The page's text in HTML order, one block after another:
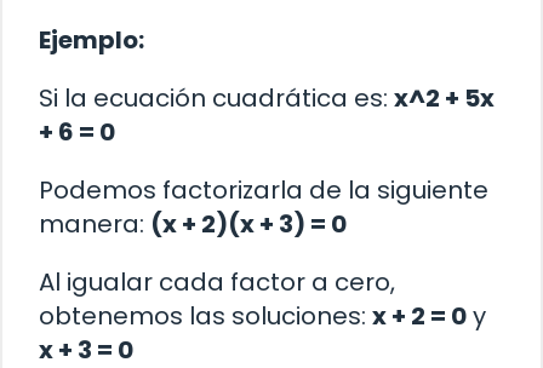
Ejemplo:
Si la ecuación cuadrática es: x^2 + 5x
+ 6 = 0
Podemos factorizarla de la siguiente
manera: (x + 2)(x + 3) = 0
Al igualar cada factor a cero,
obtenemos las soluciones: x + 2 = 0y
x + 3 = 0